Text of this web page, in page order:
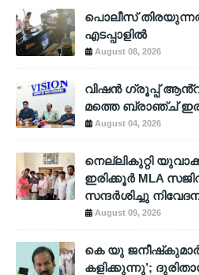
പൊലീസ്
എടപ്പാളില്‍
August 08, 2026
വിഷൻ ഗ്രൂപ്പ് ആൻ്റ്
മത്തെ ബ്രാഞ്ച്
August 04, 2026
നെല്ലികുറ്റി
ഇരിക്കൂർ MLA
സന്ദർശിച്ചു
August 09, 2026
കെ യു ജനീഷ്‌കുമാര്‍
കളിക്കുന്നു’;